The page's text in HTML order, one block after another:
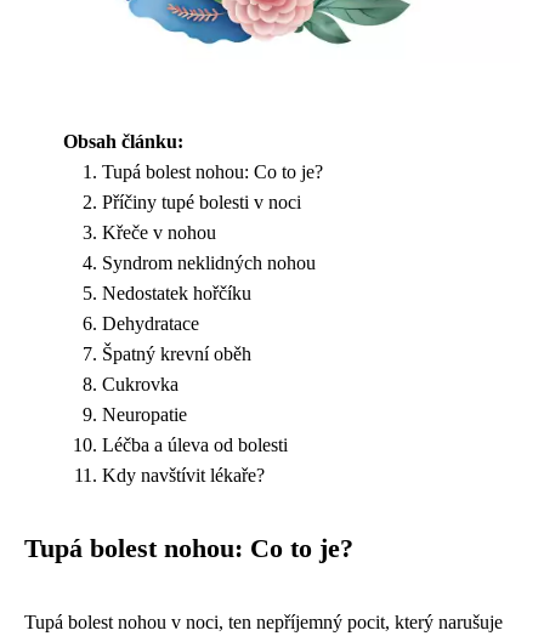
Obsah článku:
Tupá bolest nohou: Co to je?
Příčiny tupé bolesti v noci
Křeče v nohou
Syndrom neklidných nohou
Nedostatek hořčíku
Dehydratace
Špatný krevní oběh
Cukrovka
Neuropatie
Léčba a úleva od bolesti
Kdy navštívit lékaře?
Tupá bolest nohou: Co to je?
Tupá bolest nohou v noci, ten nepříjemný pocit, který narušuje